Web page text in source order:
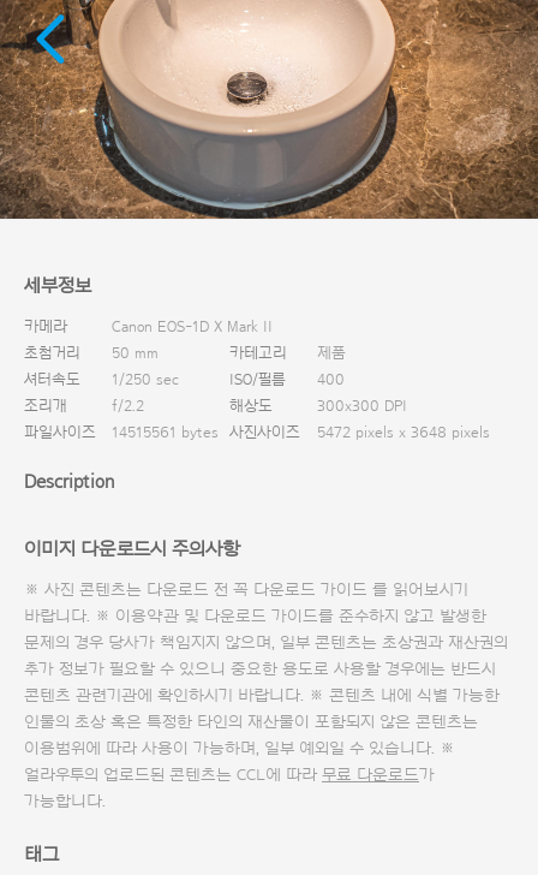
세부정보
카메라
Canon EOS-1D X Mark II
초첨거리
50 mm 카테고리
제품
셔터속도
1/250 sec ISO/필름
400
조리개
f/2.2 해상도
300x300 DPI
파일사이즈
14515561 bytes 사진사이즈 5472 pixels x 3648 pixels
Description
이미지 다운로드시 주의사항
※ 사진 콘텐츠는 다운로드 전 꼭 다운로드 가이드 를 읽어보시기
바랍니다. ※ 이용약관 및 다운로드 가이드를 준수하지 않고 발생한
문제의 경우 당사가 책임지지 않으며, 일부 콘텐츠는 초상권과 재산권의
추가 정보가 필요할 수 있으니 중요한 용도로 사용할 경우에는 반드시
콘텐츠 관련기관에 확인하시기 바랍니다. ※ 콘텐츠 내에 식별 가능한
인물의 초상 혹은 특정한 타인의 재산물이 포함되지 않은 콘텐츠는
이용범위에 따라 사용이 가능하며, 일부 예외일 수 있습니다. ※
얼라우투의 업로드된 콘텐츠는 CCL에 따라 무료 다운로드가
가능합니다.
태그